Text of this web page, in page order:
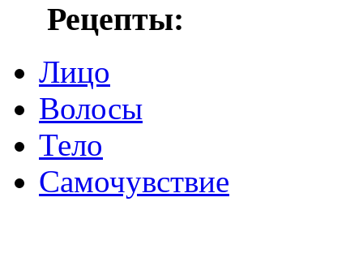
Рецепты:
Лицо
Волосы
Тело
Самочувствие